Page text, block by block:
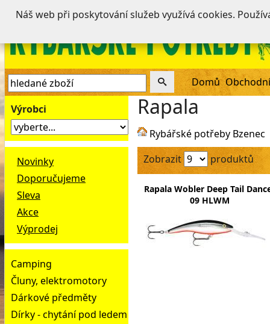
Domů
Výrobci
Novinky
Doporučujeme
Sleva
Akce
Výprodej
Camping
Čluny, elektromotory
Dárkové předměty
Dírky - chytání pod ledem
Rapala
Rybářské potřeby Bzenec
Zobrazit
produktů
Rapala Wobler Deep Tail
09 HLWM
Náš web při poskytování služeb využívá cookies.